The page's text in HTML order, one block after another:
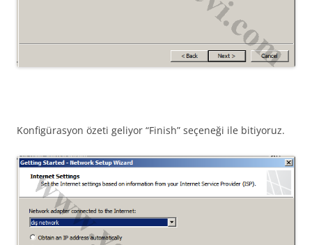
Konfigürasyon özeti geliyor “Finish” seçeneği ile bitiyoruz.